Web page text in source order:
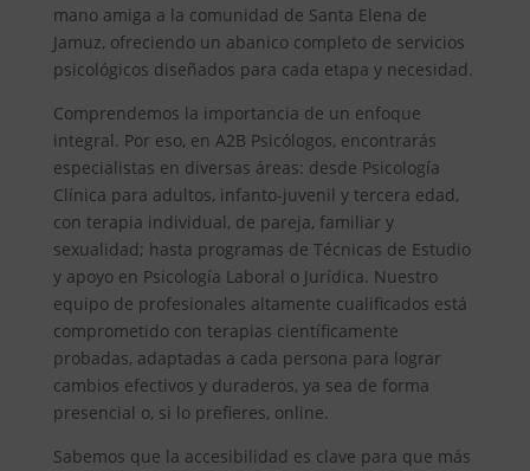
mano amiga a la comunidad de Santa Elena de
Jamuz, ofreciendo un abanico completo de servicios
psicológicos diseñados para cada etapa y necesidad.
Comprendemos la importancia de un enfoque
integral. Por eso, en A2B Psicólogos, encontrarás
especialistas en diversas áreas: desde Psicología
Clínica para adultos, infanto-juvenil y tercera edad,
con terapia individual, de pareja, familiar y
sexualidad; hasta programas de Técnicas de Estudio
y apoyo en Psicología Laboral o Jurídica. Nuestro
equipo de profesionales altamente cualificados está
comprometido con terapias científicamente
probadas, adaptadas a cada persona para lograr
cambios efectivos y duraderos, ya sea de forma
presencial o, si lo prefieres, online.
Sabemos que la accesibilidad es clave para que más